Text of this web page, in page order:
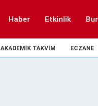
Haber Etkinlik
AKADEMIK TAKVIM ECZANE